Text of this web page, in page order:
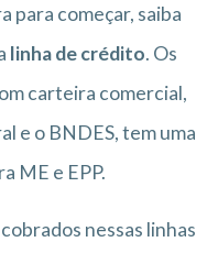
para começar, saiba
linha de crédito. Os
carteira comercial,
e o BNDES, tem uma
ME e EPP.
nessas linhas